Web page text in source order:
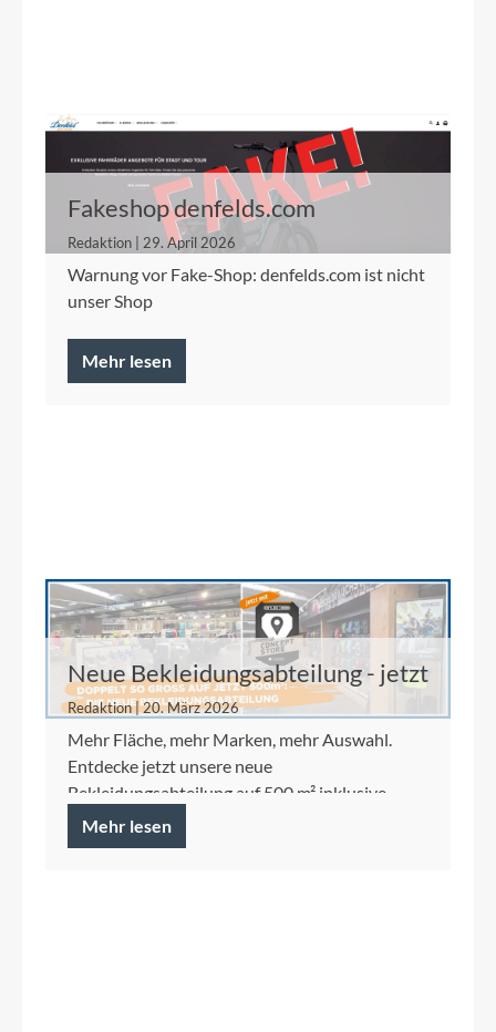
Fakeshop denfelds.com
Redaktion | 29. April 2026
Warnung vor Fake-Shop: denfelds.com ist nicht
unser Shop
Mehr lesen
Neue Bekleidungsabteilung - jetzt
auf 500 m²
Redaktion | 20. März 2026
Mehr Fläche, mehr Marken, mehr Auswahl.
Entdecke jetzt unsere neue
Bekleidungsabteilung auf 500 m² inklusive
Ortlieb Concept Store.
Mehr lesen